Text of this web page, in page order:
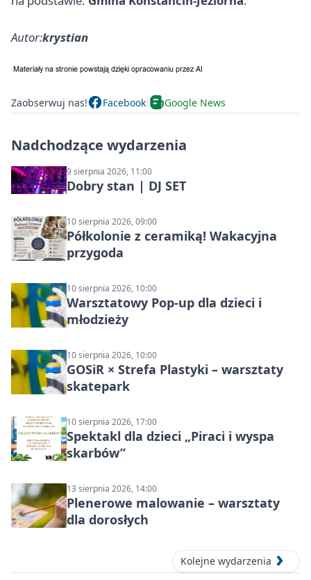
Autor:krystian
Zaobserwuj nas! Facebook Google News
Nadchodzące wydarzenia
9 sierpnia 2026, 11:00
Dobry stan | DJ SET
10 sierpnia 2026, 09:00
Półkolonie z ceramiką! Wakacyjna
przygoda
10 sierpnia 2026, 10:00
Warsztatowy Pop-up dla dzieci i
młodzieży
10 sierpnia 2026, 10:00
GOSiR × Strefa Plastyki – warsztaty
skatepark
10 sierpnia 2026, 17:00
Spektakl dla dzieci „Piraci i wyspa
skarbów”
13 sierpnia 2026, 14:00
Plenerowe malowanie – warsztaty
dla dorosłych
Kolejne wydarzenia